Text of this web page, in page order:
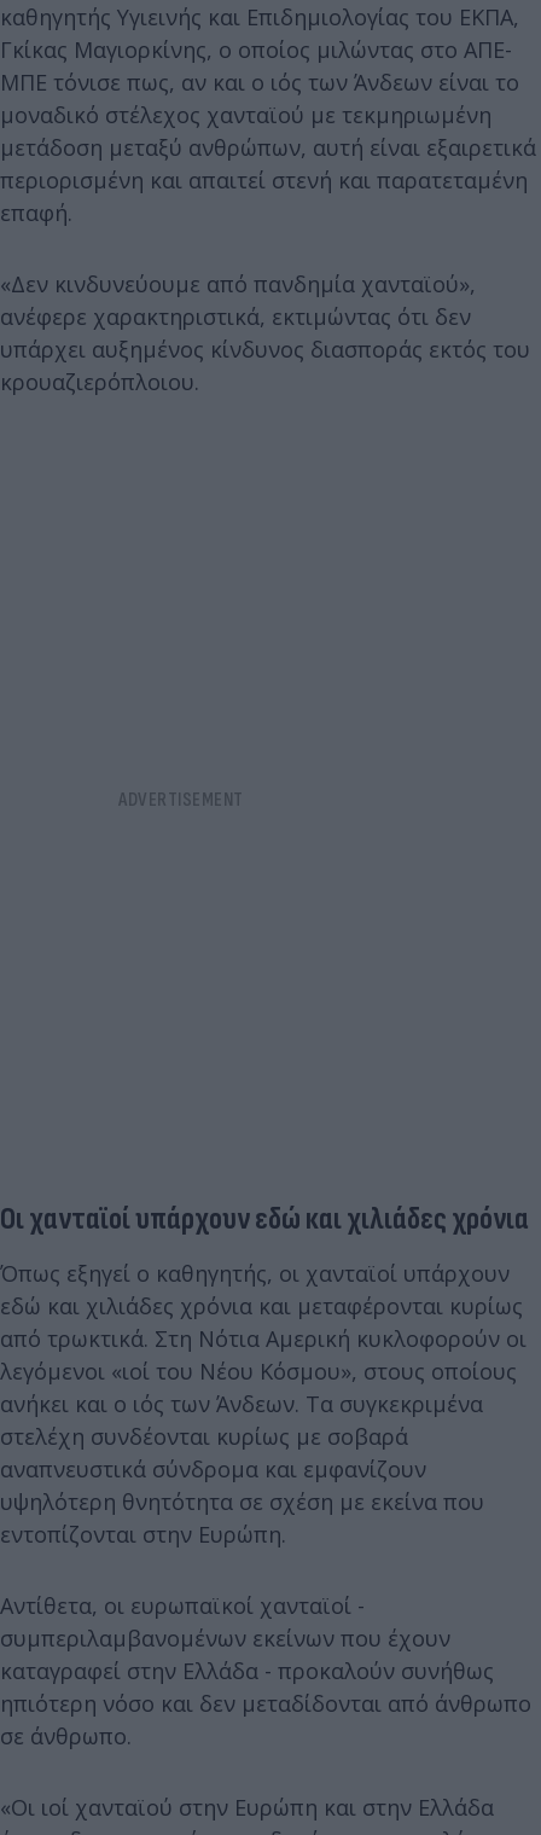
καθηγητής Υγιεινής και Επιδημιολογίας του ΕΚΠΑ,
Γκίκας Μαγιορκίνης, ο οποίος μιλώντας στο ΑΠΕ-
ΜΠΕ τόνισε πως, αν και ο ιός των Άνδεων είναι το
μοναδικό στέλεχος χανταϊού με τεκμηριωμένη
μετάδοση μεταξύ ανθρώπων, αυτή είναι εξαιρετικά
περιορισμένη και απαιτεί στενή και παρατεταμένη
επαφή.
«Δεν κινδυνεύουμε από πανδημία χανταϊού»,
ανέφερε χαρακτηριστικά, εκτιμώντας ότι δεν
υπάρχει αυξημένος κίνδυνος διασποράς εκτός του
κρουαζιερόπλοιου.
Οι χανταϊοί υπάρχουν εδώ και χιλιάδες χρόνια
Όπως εξηγεί ο καθηγητής, οι χανταϊοί υπάρχουν
εδώ και χιλιάδες χρόνια και μεταφέρονται κυρίως
από τρωκτικά. Στη Νότια Αμερική κυκλοφορούν οι
λεγόμενοι «ιοί του Νέου Κόσμου», στους οποίους
ανήκει και ο ιός των Άνδεων. Τα συγκεκριμένα
στελέχη συνδέονται κυρίως με σοβαρά
αναπνευστικά σύνδρομα και εμφανίζουν
υψηλότερη θνητότητα σε σχέση με εκείνα που
εντοπίζονται στην Ευρώπη.
Αντίθετα, οι ευρωπαϊκοί χανταϊοί -
συμπεριλαμβανομένων εκείνων που έχουν
καταγραφεί στην Ελλάδα - προκαλούν συνήθως
ηπιότερη νόσο και δεν μεταδίδονται από άνθρωπο
σε άνθρωπο.
«Οι ιοί χανταϊού στην Ευρώπη και στην Ελλάδα